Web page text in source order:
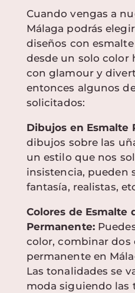
Cuando vengas a
Málaga podrás
diseños con
desde un solo color
con glamour y
entonces algunos
solicitados:
Dibujos en Esmalte
dibujos sobre las
un estilo que nos
insistencia, pueden
fantasía, realistas,
Colores de Esmalte
Permanente:
color, combinar dos
permanente en
Las tonalidades se
moda siguiendo las